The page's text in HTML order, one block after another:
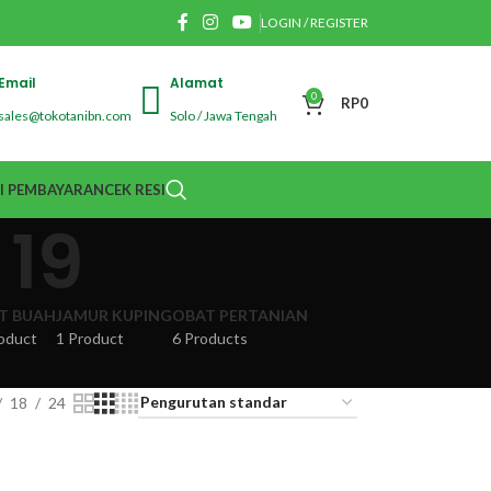
LOGIN / REGISTER
Email
sales@tokotanibn.com
Alamat
Solo / Jawa Tengah
0 RP0
PEMBAYARANCEK RESI
BUAHJAMUR KUPING
1 Product
OBAT PERTANIAN
6 Products
18 24